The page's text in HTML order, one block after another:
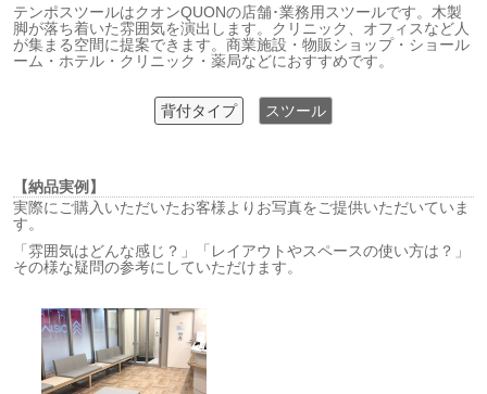
テンポスツールはクオンQUONの店舗･業務用スツールです。木製
脚が落ち着いた雰囲気を演出します。クリニック、オフィスなど人
が集まる空間に提案できます。商業施設・物販ショップ・ショール
ーム・ホテル・クリニック・薬局などにおすすめです。
背付タイプ スツール
【納品実例】
実際にご購入いただいたお客様よりお写真をご提供いただいていま
す。
「雰囲気はどんな感じ？」「レイアウトやスペースの使い方は？」
その様な疑問の参考にしていただけます。